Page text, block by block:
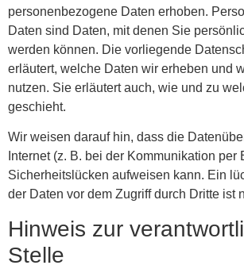
personenbezogene Daten erhoben.
Daten sind Daten, mit denen Sie
werden können. Die vorliegende
erläutert, welche Daten wir erheben und
nutzen. Sie erläutert auch, wie und zu
geschieht.
Wir weisen darauf hin, dass die
Internet (z. B. bei der Kommunikation per
Sicherheitslücken aufweisen kann. Ein
der Daten vor dem Zugriff durch Dritte ist
Hinweis zur
Stelle